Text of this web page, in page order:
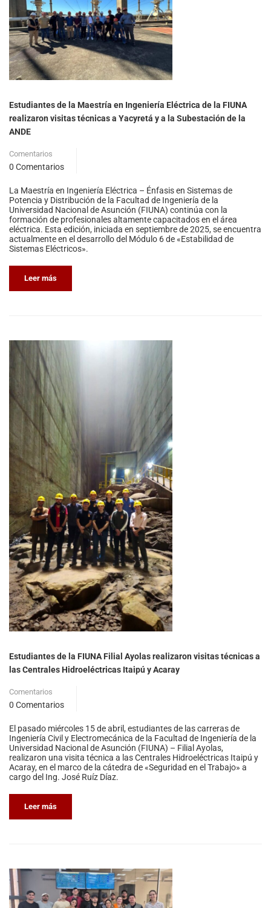
Estudiantes de la Maestría en Ingeniería Eléctrica de la FIUNA
realizaron visitas técnicas a Yacyretá y a la Subestación de la
ANDE
Comentarios
0 Comentarios
La Maestría en Ingeniería Eléctrica – Énfasis en Sistemas de
Potencia y Distribución de la Facultad de Ingeniería de la
Universidad Nacional de Asunción (FIUNA) continúa con la
formación de profesionales altamente capacitados en el área
eléctrica. Esta edición, iniciada en septiembre de 2025, se encuentra
actualmente en el desarrollo del Módulo 6 de «Estabilidad de
Sistemas Eléctricos».
Leer más
Estudiantes de la FIUNA Filial Ayolas realizaron visitas técnicas a
las Centrales Hidroeléctricas Itaipú y Acaray
Comentarios
0 Comentarios
El pasado miércoles 15 de abril, estudiantes de las carreras de
Ingeniería Civil y Electromecánica de la Facultad de Ingeniería de la
Universidad Nacional de Asunción (FIUNA) – Filial Ayolas,
realizaron una visita técnica a las Centrales Hidroeléctricas Itaipú y
Acaray, en el marco de la cátedra de «Seguridad en el Trabajo» a
cargo del Ing. José Ruíz Díaz.
Leer más